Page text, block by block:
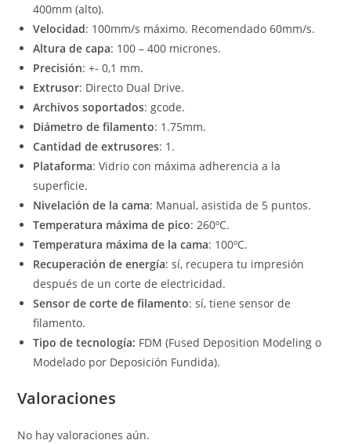
400mm (alto).
Velocidad: 100mm/s máximo. Recomendado 60mm/s.
Altura de capa: 100 – 400 micrones.
Precisión: +- 0,1 mm.
Extrusor: Directo Dual Drive.
Archivos soportados: gcode.
Diámetro de filamento: 1.75mm.
Cantidad de extrusores: 1.
Plataforma: Vidrio con máxima adherencia a la
superficie.
Nivelación de la cama: Manual, asistida de 5 puntos.
Temperatura máxima de pico: 260ºC.
Temperatura máxima de la cama: 100ºC.
Recuperación de energía: sí, recupera tu impresión
después de un corte de electricidad.
Sensor de corte de filamento: sí, tiene sensor de
filamento.
Tipo de tecnología: FDM (Fused Deposition Modeling o
Modelado por Deposición Fundida).
Valoraciones
No hay valoraciones aún.